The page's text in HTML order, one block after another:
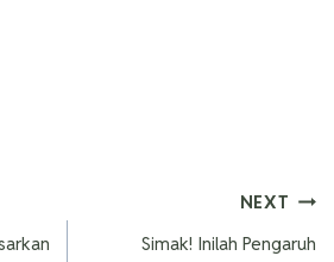
NEXT
Simak! Inilah Pengaruh